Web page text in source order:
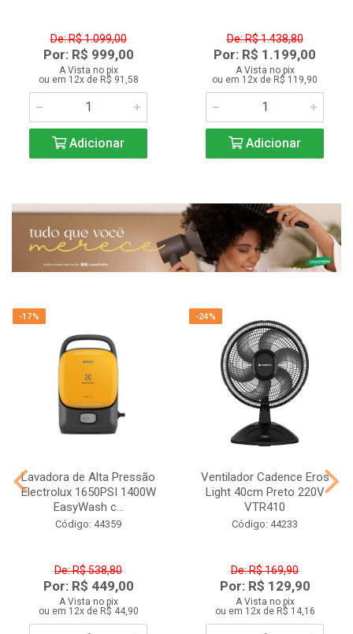
De: R$ 1.099,00
Por: R$ 999,00
A Vista no pix
ou em 12x de R$ 91,58
Adicionar
De: R$ 1.438,80
Por: R$ 1.199,00
A Vista no pix
ou em 12x de R$ 119,90
Adicionar
-17%
Lavadora de Alta Pressão
Electrolux 1650PSI 1400W
EasyWash c...
Código: 44359
De: R$ 538,80
Por: R$ 449,00
A Vista no pix
ou em 12x de R$ 44,90
-24%
Ventilador Cadence Eros
Light 40cm Preto 220V
VTR410
Código: 44233
De: R$ 169,90
Por: R$ 129,90
A Vista no pix
ou em 12x de R$ 14,16